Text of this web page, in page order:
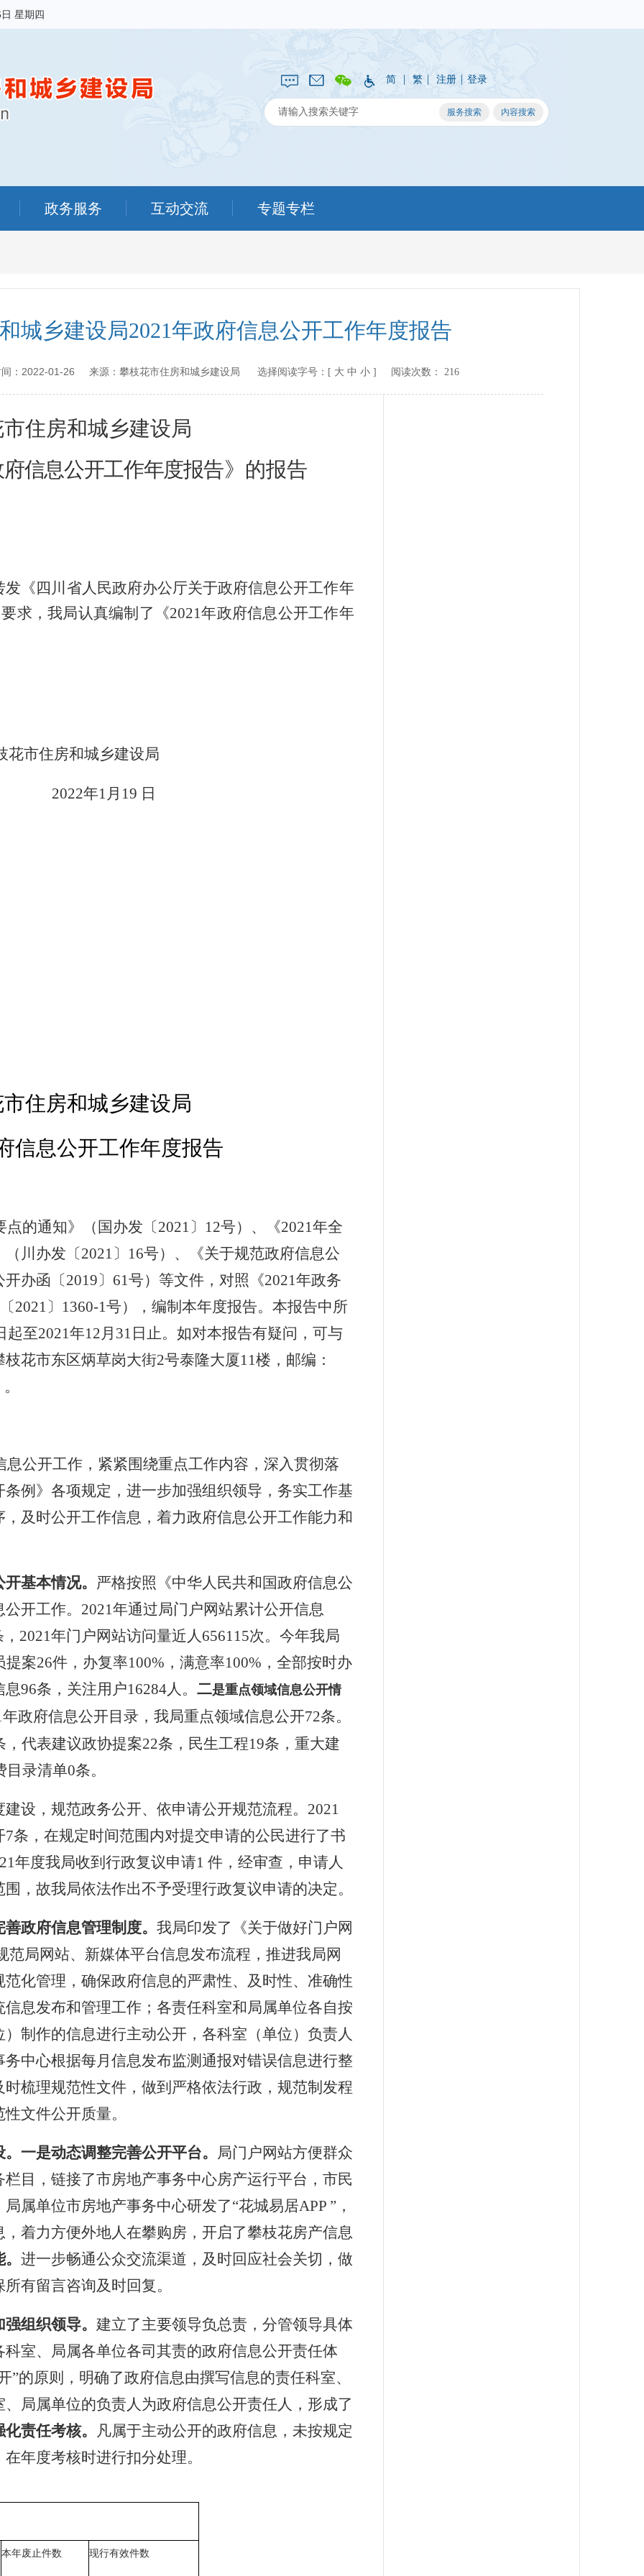
星期四
简 | 繁 | 注册 | 登录
政务服务 互动交流 专题专栏
城乡建设局2021年政府信息公开工作年度报告
： 2022-01-26 来源： 攀枝花市住房和城乡建设局 选择阅读字号：[ 大 中 小 ] 阅读次数： 216
住房和城乡建设局
信息公开工作年度报告》 的报告
《四川省人民政府办公厅关于政府信息公开工作年
要求，我局认真编制了《2021年政府信息公开工作年
花市住房和城乡建设局
2022年1月 19 日
住房和城乡建设局
信息公开工作年度报告
点的通知》（国办发〔2021〕12号）、《2021年全
川办发〔2021〕16号）、《关于规范政府信息公
办函〔2019〕61号）等文件，对照《2021年政务
2021〕1360-1号）
，编制本年度报告。本报告中所
起至2021年12月 31 日止。如对本报告有疑问，可与
花市东区炳草岗大街2号泰隆大厦11楼，邮编：
公开工作，紧紧围绕重点工作内容，深入贯彻落
例》各项规定，进一步加强组织领导，务实工作基
及时公开工作信息，着力政府信息公开工作能力和
开基本情况。 严格按照《中华人民共和国政府信息公
开工作。 2021年通过局门户网站累计公开信息
2021年门户网站访问量近人656115次。今年我局
提案26件，办复率100% ，满意率100% ，全部按时办
息96条，关注用户16284人。 二是重点领域信息公开情
年政府信息公开目录，我局重点领域信息公开72条。
，代表建议政协提案22条，民生工程19条，重大建
目录清单0条。
设，规范政务公开、依申请公开规范流程。 2021
7条，在规定时间范围内对提交申请的公民进行了书
1年度我局收到行政复议申请1 件，经审查，申请人
，故我局依法作出不予受理行政复议申请的决定。
政府信息管理制度。 我局印发了 《关于做好门户网
范局网站、新媒体平台信息发布流程，推进我局网
化管理，确保政府信息的严肃性、及时性、准确性
息发布和管理工作；各责任科室和局属单位各自按
制作的信息进行主动公开，各科室（单位）负责人
务中心根据每月信息发布监测通报对错误信息进行整
时梳理规范性文件，做到严格依法行政，规范制发程
文件公开质量。
。 一是动态调整完善公开平台。 局门户网站方便群众
目，链接了市房地产事务中心房产运行平台，市民
属单位市房地产事务中心研发了“花城易居APP ”，
着力方便外地人在攀购房，开启了攀枝花房产信息
进一步畅通公众交流渠道，及时回应社会关切，做
有留言咨询及时回复。
组织领导。 建立了主要领导负总责，分管领导具体
室、局属各单位各司其责的政府信息公开责任体
”的原则，明确了政府信息由撰写信息的责任科室、
局属单位的负责人为政府信息公开责任人 ， 形成了
化责任考核。
凡属于主动公开的政府信息，未按规定
在年度考核时进行扣分处理。
本年废止件数 现行有效件数